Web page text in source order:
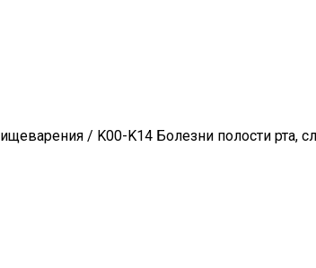
/ K00-K14 Болезни полости